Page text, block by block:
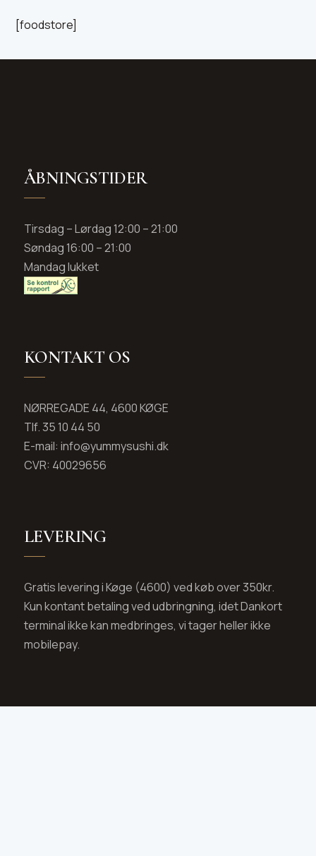
[foodstore]
ÅBNINGSTIDER
Tirsdag – Lørdag 12:00 – 21:00
Søndag 16:00 – 21:00
Mandag lukket
KONTAKT OS
NØRREGADE 44, 4600 KØGE
Tlf. 35 10 44 50
E-mail: info@yummysushi.dk
CVR: 40029656
LEVERING
Gratis levering i Køge (4600) ved køb over 350kr.
Kun kontant betaling ved udbringning, idet Dankort
terminal ikke kan medbringes, vi tager heller ikke
mobilepay.